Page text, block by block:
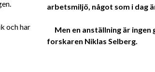
och har
arbetsmiljö, något som i dag
Men en anställning är
forskaren Niklas Selberg.